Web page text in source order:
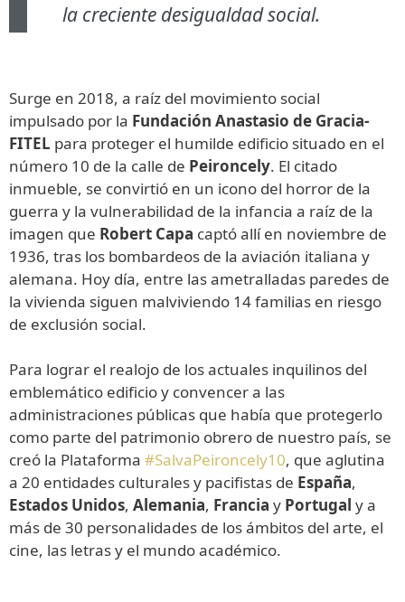
la creciente desigualdad social.
Surge en 2018, a raíz del movimiento social
impulsado por la Fundación Anastasio de Gracia-
FITEL para proteger el humilde edificio situado en el
número 10 de la calle de Peironcely. El citado
inmueble, se convirtió en un icono del horror de la
guerra y la vulnerabilidad de la infancia a raíz de la
imagen que Robert Capa captó allí en noviembre de
1936, tras los bombardeos de la aviación italiana y
alemana. Hoy día, entre las ametralladas paredes de
la vivienda siguen malviviendo 14 familias en riesgo
de exclusión social.
Para lograr el realojo de los actuales inquilinos del
emblemático edificio y convencer a las
administraciones públicas que había que protegerlo
como parte del patrimonio obrero de nuestro país, se
creó la Plataforma #SalvaPeironcely10, que aglutina
a 20 entidades culturales y pacifistas de España,
Estados Unidos, Alemania, Francia y Portugal y a
más de 30 personalidades de los ámbitos del arte, el
cine, las letras y el mundo académico.